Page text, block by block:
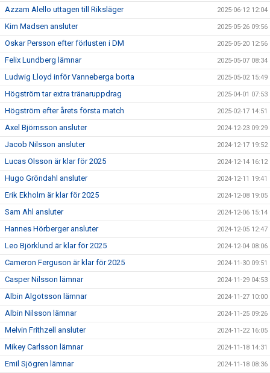
Azzam Alello uttagen till Riksläger 2025-06-12 12:04
Kim Madsen ansluter 2025-05-26 09:56
Oskar Persson efter förlusten i DM 2025-05-20 12:56
Felix Lundberg lämnar 2025-05-07 08:34
Ludwig Lloyd inför Vanneberga borta 2025-05-02 15:49
Högström tar extra tränaruppdrag 2025-04-01 07:53
Högström efter årets första match 2025-02-17 14:51
Axel Björnsson ansluter 2024-12-23 09:29
Jacob Nilsson ansluter 2024-12-17 19:52
Lucas Olsson är klar för 2025 2024-12-14 16:12
Hugo Gröndahl ansluter 2024-12-11 19:41
Erik Ekholm är klar för 2025 2024-12-08 19:05
Sam Ahl ansluter 2024-12-06 15:14
Hannes Hörberger ansluter 2024-12-05 12:47
Leo Björklund är klar för 2025 2024-12-04 08:06
Cameron Ferguson är klar för 2025 2024-11-30 09:51
Casper Nilsson lämnar 2024-11-29 04:53
Albin Algotsson lämnar 2024-11-27 10:00
Albin Nilsson lämnar 2024-11-25 09:26
Melvin Frithzell ansluter 2024-11-22 16:05
Mikey Carlsson lämnar 2024-11-18 14:31
Emil Sjögren lämnar 2024-11-18 08:36